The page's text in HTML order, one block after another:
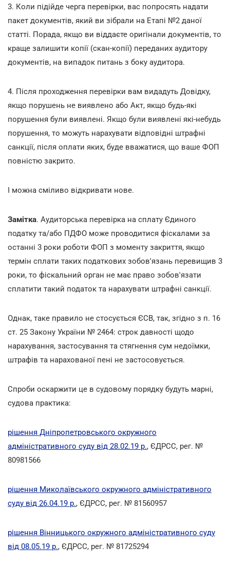
3. Коли підійде черга перевірки, вас попросять надати
пакет документів, який ви зібрали на Етапі №2 даної
статті. Порада, якщо ви віддаєте оригінали документів, то
краще залишити копії (скан-копії) переданих аудитору
документів, на випадок питань з боку аудитора.
4. Після проходження перевірки вам видадуть Довідку,
якщо порушень не виявлено або Акт, якщо будь-які
порушення були виявлені. Якщо були виявлені які-небудь
порушення, то можуть нарахувати відповідні штрафні
санкції, після оплати яких, буде вважатися, що ваше ФОП
повністю закрито.
І можна сміливо відкривати нове.
Замітка. Аудиторська перевірка на сплату Єдиного
податку та/або ПДФО може проводитися фіскалами за
останні 3 роки роботи ФОП з моменту закриття, якщо
термін сплати таких податкових зобов'язань перевищив 3
роки, то фіскальний орган не має право зобов'язати
сплатити такий податок та нарахувати штрафні санкції.
Однак, таке правило не стосується ЄСВ, так, згідно з п. 16
ст. 25 Закону України № 2464: строк давності щодо
нарахування, застосування та стягнення сум недоїмки,
штрафів та нарахованої пені не застосовується.
Спроби оскаржити це в судовому порядку будуть марні,
судова практика:
рішення Дніпропетровського окружного
адміністративного суду від 28.02.19 р., ЄДРСС, рег. №
80981566
рішення Миколаївського окружного адміністративного
суду від 26.04.19 р., ЄДРСС, рег. № 81560957
рішення Вінницького окружного адміністративного суду
від 08.05.19 р., ЄДРСС, рег. № 81725294